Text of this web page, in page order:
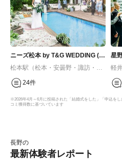
ニーズ松本 by T&G WEDDING (旧
ガーデンヒルズ迎賓館 松本)
松本駅（松本・安曇野・諏訪・蓼
科・伊那・駒ヶ根・飯田）
24件
星
ス
軽
※2026年4月～6月に投稿された「結婚式をした」「申込を
コミ獲得数に基づいています
長野の
最新体験者レポート